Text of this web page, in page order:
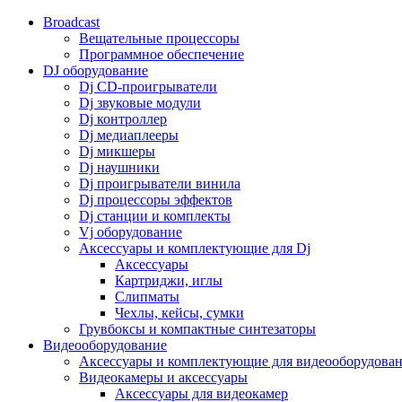
Broadcast
Вещательные процессоры
Программное обеспечение
DJ оборудование
Dj CD-проигрыватели
Dj звуковые модули
Dj контроллер
Dj медиаплееры
Dj микшеры
Dj наушники
Dj проигрыватели винила
Dj процессоры эффектов
Dj станции и комплекты
Vj оборудование
Аксессуары и комплектующие для Dj
Аксессуары
Картриджи, иглы
Слипматы
Чехлы, кейсы, сумки
Грувбоксы и компактные синтезаторы
Видеооборудование
Аксессуары и комплектующие для
Видеокамеры и аксессуары
Аксессуары для видеокамер